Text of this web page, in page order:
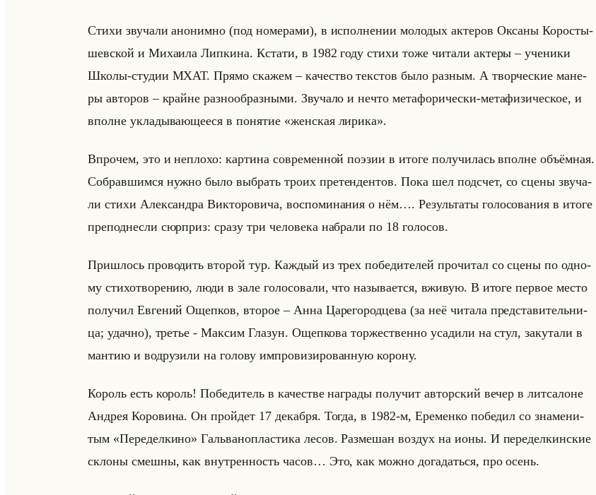
Стихи зву­ча­ли ано­ним­но (под но­ме­ра­ми), в ис­пол­не­нии мо­ло­дых ак­те­ров Ок­са­ны Ко­ро­сты­
шев­ской и Ми­ха­ила Лип­ки­на. Кста­ти, в 1982 году стихи тоже чи­та­ли ак­те­ры – уче­ни­ки
Школы-сту­дии МХАТ. Прямо ска­жем – ка­че­ство тек­стов было раз­ным. А твор­че­ские ма­не­
ры ав­то­ров – крайне раз­но­об­раз­ны­ми. Зву­ча­ло и нечто ме­та­фо­ри­че­ски-ме­та­фи­зи­че­ское, и
вполне укла­ды­ва­юще­еся в по­ня­тие «женская лирика».
Впро­чем, это и непло­хо: кар­ти­на со­вре­мен­ной по­эзии в итоге по­лу­чи­лась вполне объём­ная.
Со­брав­шим­ся нужно было вы­брать троих пре­тен­ден­тов. Пока шел под­счет, со сцены зву­ча­
ли стихи Алек­сандра Вик­то­ро­ви­ча, вос­по­ми­на­ния о нём…. Ре­зульта­ты го­ло­со­ва­ния в итоге
пре­под­нес­ли сюр­приз: сразу три че­ло­ве­ка на­бра­ли по 18 го­ло­сов.
При­шлось про­во­дить вто­рой тур. Каж­дый из трех по­бе­ди­те­лей про­чи­тал со сцены по од­но­
му сти­хо­тво­ре­нию, люди в зале го­ло­со­ва­ли, что на­зы­ва­ет­ся, вжи­вую. В итоге пер­вое место
по­лу­чил Ев­ге­ний Ощеп­ков, вто­рое – Анна Ца­ре­го­род­це­ва (за неё чи­та­ла пред­ста­ви­тельни­
ца; удач­но), тре­тье - Мак­сим Гла­зун. Ощеп­ко­ва тор­же­ствен­но уса­ди­ли на стул, за­ку­та­ли в
ман­тию и во­дру­зи­ли на го­ло­ву им­про­ви­зи­ро­ван­ную ко­ро­ну.
Ко­роль есть ко­роль! По­бе­ди­тель в ка­че­стве на­гра­ды по­лу­чит ав­тор­ский вечер в лит­са­лоне
Ан­дрея Ко­ро­ви­на. Он пройдет 17 де­каб­ря. Тогда, в 1982-м, Ере­мен­ко по­бе­дил со зна­ме­ни­
тым «Переделкино» Гальва­но­пла­сти­ка лесов. Раз­ме­шан воз­дух на ионы. И пе­ре­дел­кин­ские
скло­ны смеш­ны, как внут­рен­ность часов… Это, как можно до­га­даться, про осень.